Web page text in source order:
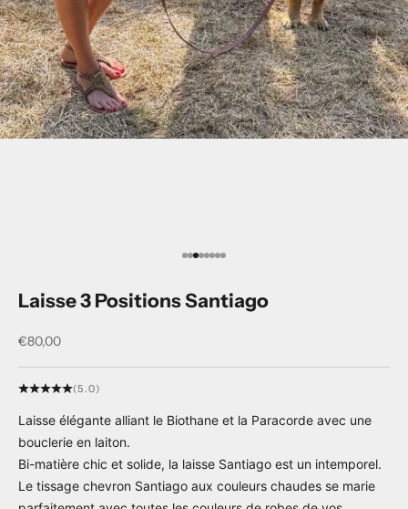
Aller à l'élément 1
Aller à l'élément 2
Aller à l'élément 3
Aller à l'élément 4
Aller à l'élément 5
Aller à l'élément 6
Aller à l'élément 7
Aller à l'élément 8
Laisse 3 Positions Santiago
Prix de vente
€80,00
(5.0)
Laisse élégante alliant le Biothane et la Paracorde avec une
bouclerie en laiton.
Bi-matière chic et solide, la laisse Santiago est un intemporel.
Le tissage chevron Santiago aux couleurs chaudes se marie